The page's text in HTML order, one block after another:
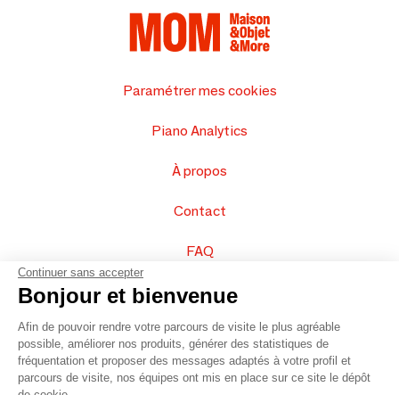
Paramétrer mes cookies
Piano Analytics
À propos
Contact
FAQ
Vendez vos produits
Plan du site
Continuer sans accepter
Bonjour et bienvenue
Afin de pouvoir rendre votre parcours de visite le plus agréable
possible, améliorer nos produits, générer des statistiques de
fréquentation et proposer des messages adaptés à votre profil et
parcours de visite, nos équipes ont mis en place sur ce site le dépôt